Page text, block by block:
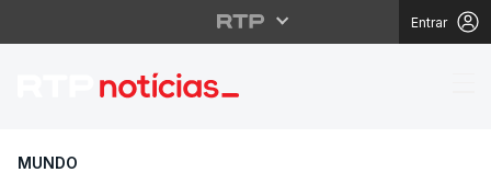
Entrar
Polónia. Governo
MUNDO